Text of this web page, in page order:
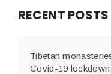
RECENT POSTS
Tibetan
Covid-19